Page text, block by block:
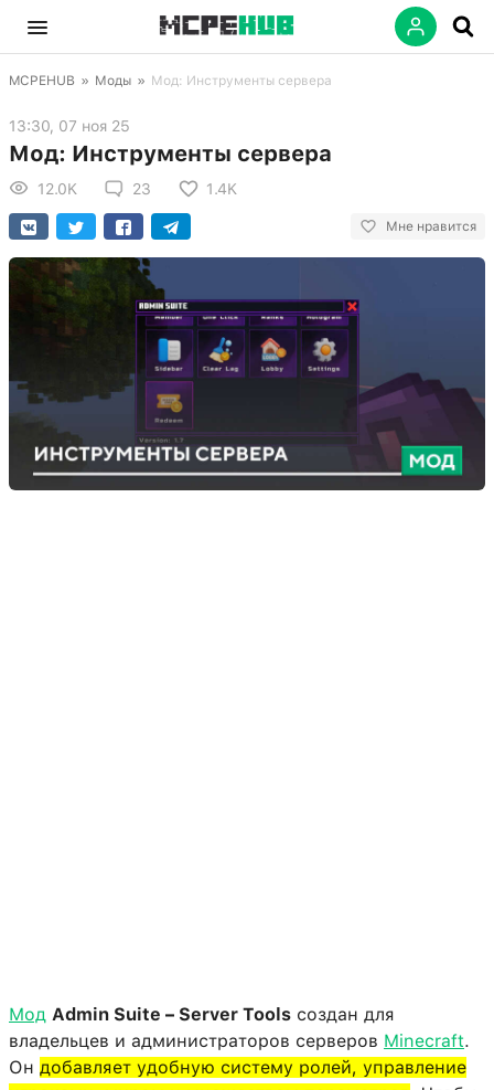
MCPEHUB » Моды » Мод: Инструменты сервера
13:30, 07 ноя 25
Мод: Инструменты сервера
12.0K 23 1.4K
Мне нравится
Мод Admin Suite – Server Tools создан для
владельцев и администраторов серверов Minecraft.
Он добавляет удобную систему ролей, управление